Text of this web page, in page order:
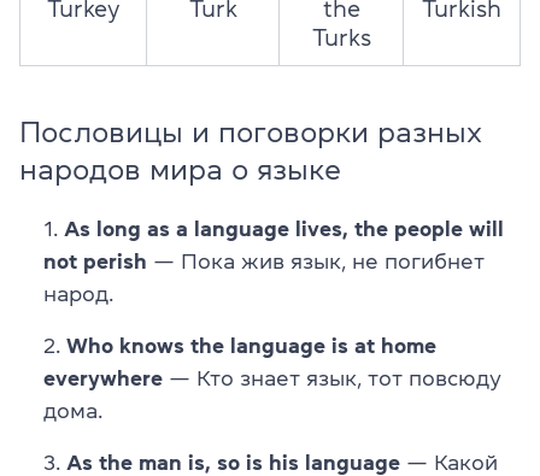
Turkey Turk
the
Turks
Turkish
Пословицы и поговорки разных
народов мира о языке
As long as a language lives, the people will
not perish — Пока жив язык, не погибнет
народ.
Who knows the language is at home
everywhere — Кто знает язык, тот повсюду
дома.
As the man is, so is his language — Какой